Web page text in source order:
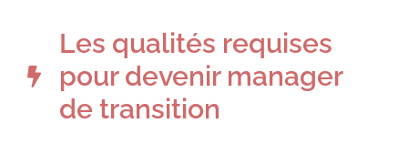
Les qualités requises
pour devenir manager
de transition